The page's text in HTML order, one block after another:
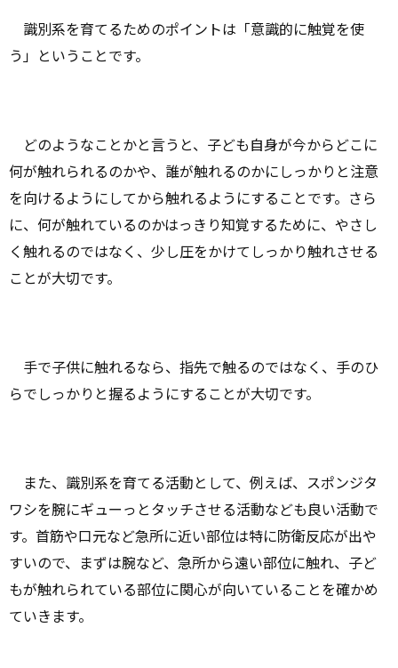
識別系を育てるためのポイントは「意識的に触覚を使
う」ということです。
どのようなことかと言うと、子ども自身が今からどこに
何が触れられるのかや、誰が触れるのかにしっかりと注意
を向けるようにしてから触れるようにすることです。さら
に、何が触れているのかはっきり知覚するために、やさし
く触れるのではなく、少し圧をかけてしっかり触れさせる
ことが大切です。
手で子供に触れるなら、指先で触るのではなく、手のひ
らでしっかりと握るようにすることが大切です。
また、識別系を育てる活動として、例えば、スポンジタ
ワシを腕にギューっとタッチさせる活動なども良い活動で
す。首筋や口元など急所に近い部位は特に防衛反応が出や
すいので、まずは腕など、急所から遠い部位に触れ、子ど
もが触れられている部位に関心が向いていることを確かめ
ていきます。